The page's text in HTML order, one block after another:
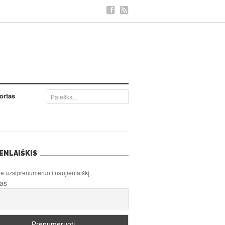
užsiprenumeruoti naujienlaiškį.